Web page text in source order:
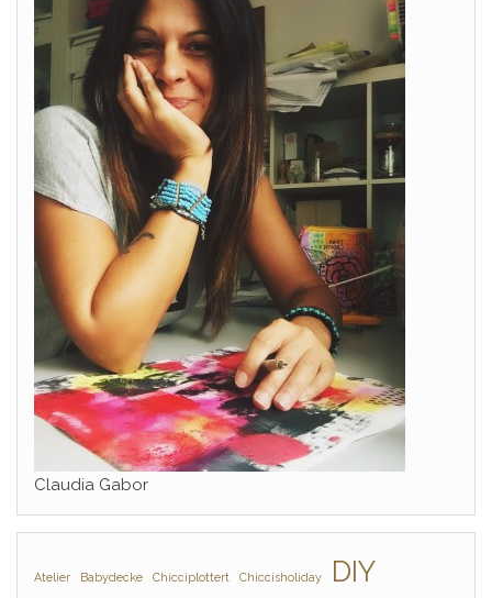
Claudia Gabor
Atelier Babydecke Chicciplottert Chiccisholiday DIY